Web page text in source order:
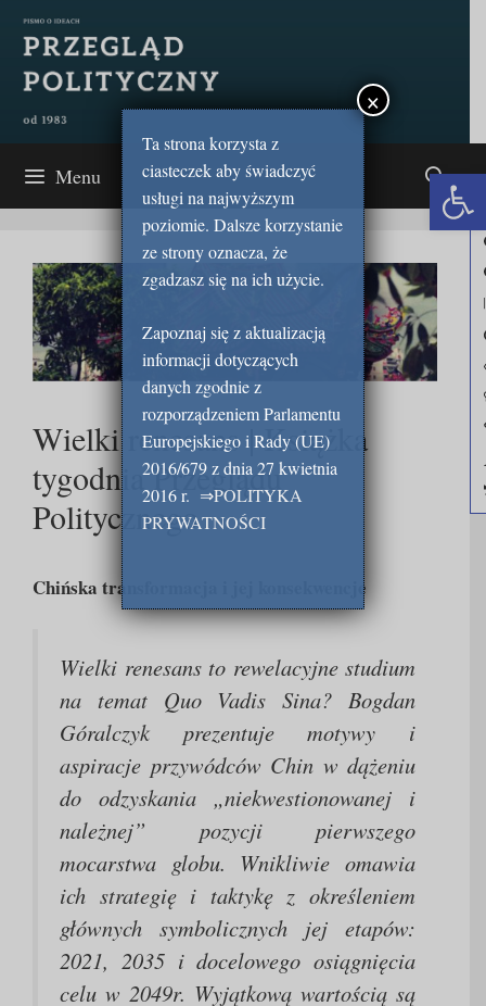
Przejdź
treści
Menu
Wielki renesans | Książka
tygodnia Przeglądu
Politycznego
Chińska transformacja i jej konsekwencje
Wielki renesans to rewelacyjne studium
na temat Quo Vadis Sina? Bogdan
Góralczyk prezentuje motywy i
aspiracje przywódców Chin w dążeniu
do odzyskania „niekwestionowanej i
należnej” pozycji pierwszego
mocarstwa globu. Wnikliwie omawia
ich strategię i taktykę z określeniem
głównych symbolicznych jej etapów:
2021, 2035 i docelowego osiągnięcia
celu w 2049r. Wyjątkową wartością są
Ta strona korzysta z
ciasteczek aby świadczyć
usługi na najwyższym
poziomie. Dalsze korzystanie
ze strony oznacza, że
zgadzasz się na ich użycie.
Zapoznaj się z aktualizacją
informacji dotyczących
danych zgodnie z
rozporządzeniem Parlamentu
Europejskiego i Rady (UE)
2016/679 z dnia 27 kwietnia
2016 r. ⇒POLITYKA
PRYWATNOŚCI
×